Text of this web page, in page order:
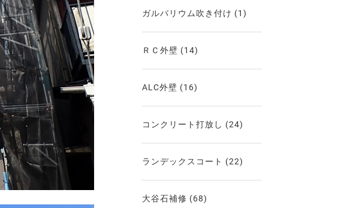
ガルバリウム吹き付け (1)
ＲＣ外壁 (14)
ALC外壁 (16)
コンクリート打放し (24)
ランデックスコート (22)
大谷石補修 (68)